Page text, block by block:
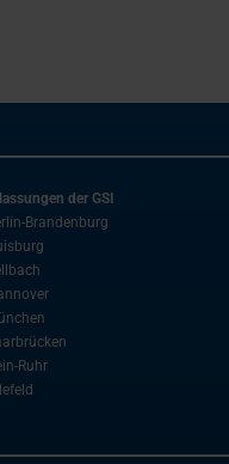
der GSI
Brandenburg
Ruhr